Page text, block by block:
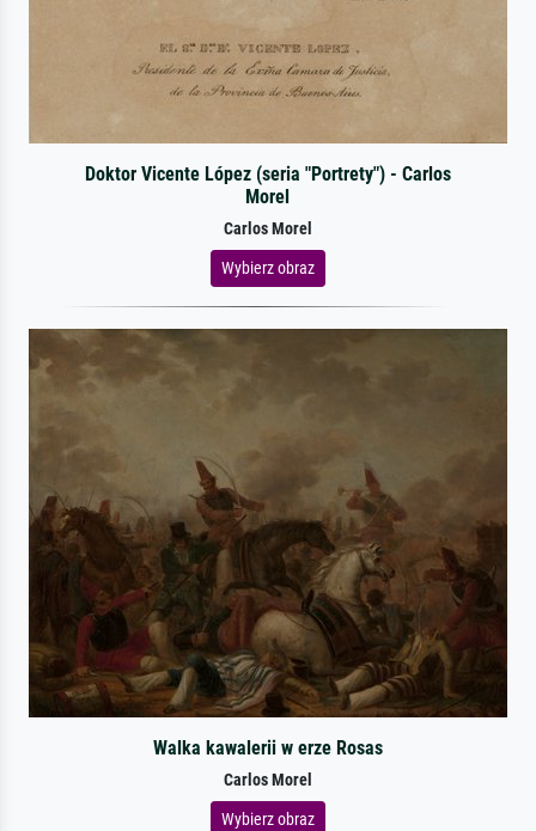
Doktor Vicente López (seria "Portrety") - Carlos
Morel
Carlos Morel
Wybierz obraz
Walka kawalerii w erze Rosas
Carlos Morel
Wybierz obraz